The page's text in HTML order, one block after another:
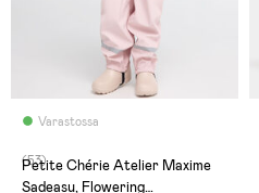
Varastossa
(53)
Petite Chérie Atelier Maxime
Sadeasu, Flowering